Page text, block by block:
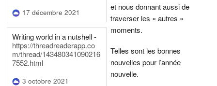
17 décembre 2021
Writing world in a nutshell -
https://threadreaderapp.co
m/thread/143480341090216
7552.html
3 octobre 2021
et nous donnant aussi de
traverser les « autres »
moments.
Telles sont les bonnes
nouvelles pour l’année
nouvelle.